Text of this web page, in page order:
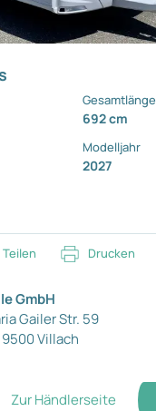
Gesamtlänge
692 cm
Modelljahr
2027
Teilen Drucken
GmbH
Gailer Str. 59
Villach
Zur Händlerseite